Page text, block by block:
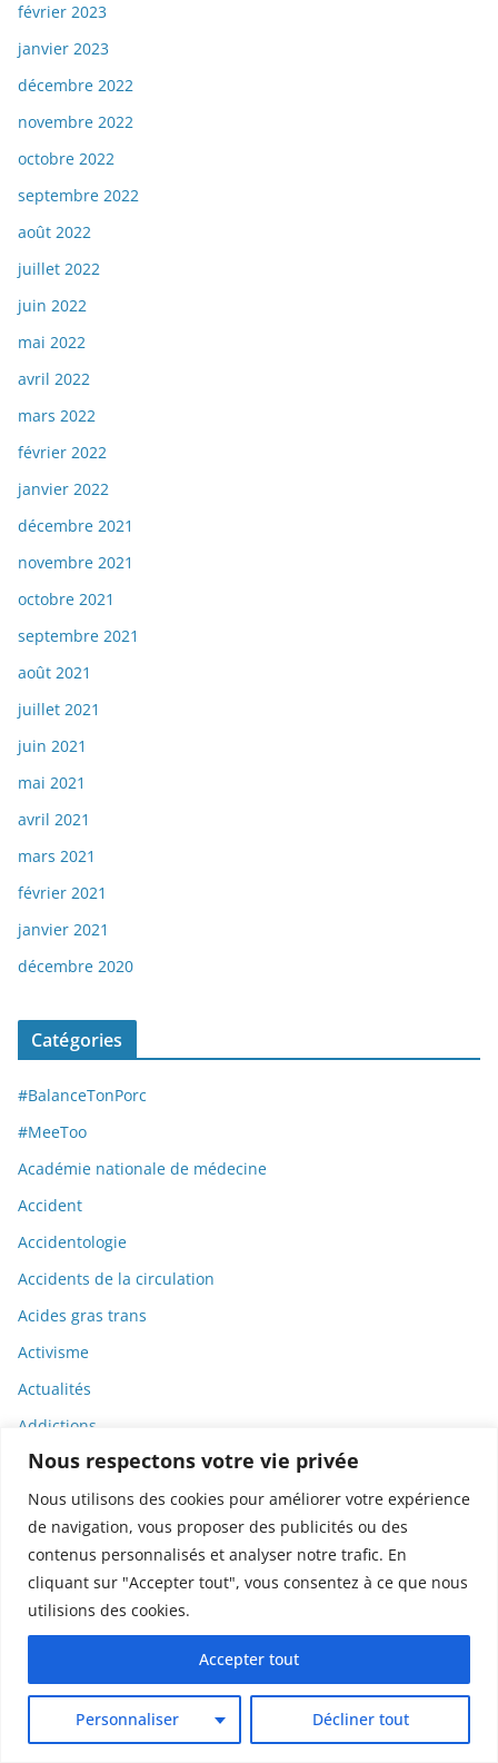
Nous respectons votre vie privée
Nous utilisons des cookies pour améliorer votre expérience
de navigation, vous proposer des publicités ou des
contenus personnalisés et analyser notre trafic. En
cliquant sur "Accepter tout", vous consentez à ce que nous
utilisions des cookies.
Personnaliser Décliner tout
Accepter tout
février 2023
janvier 2023
décembre 2022
novembre 2022
octobre 2022
septembre 2022
août 2022
juillet 2022
juin 2022
mai 2022
avril 2022
mars 2022
février 2022
janvier 2022
décembre 2021
novembre 2021
octobre 2021
septembre 2021
août 2021
juillet 2021
juin 2021
mai 2021
avril 2021
mars 2021
février 2021
janvier 2021
décembre 2020
Catégories
#BalanceTonPorc
#MeeToo
Académie nationale de médecine
Accident
Accidentologie
Accidents de la circulation
Acides gras trans
Activisme
Actualités
Addictions
ADN
aducanumab
Adulhem
Aérospatial
Affaires Publiques
Afrique
Afrobeat